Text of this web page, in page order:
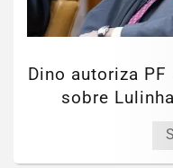
Dino autoriza
sobre